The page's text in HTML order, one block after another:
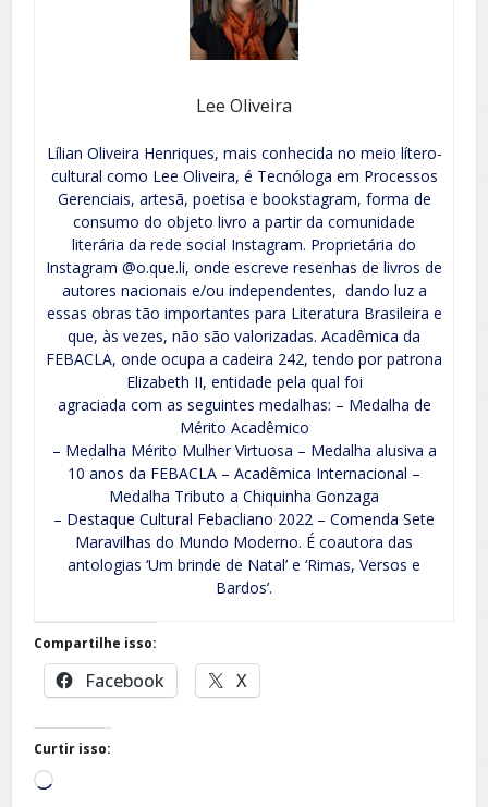
Lee Oliveira
Lílian Oliveira Henriques, mais conhecida no meio lítero-
cultural como Lee Oliveira, é Tecnóloga em Processos
Gerenciais, artesã, poetisa e bookstagram, forma de
consumo do objeto livro a partir da comunidade
literária da rede social Instagram. Proprietária do
Instagram @o.que.li, onde escreve resenhas de livros de
autores nacionais e/ou independentes, dando luz a
essas obras tão importantes para Literatura Brasileira e
que, às vezes, não são valorizadas. Acadêmica da
FEBACLA, onde ocupa a cadeira 242, tendo por patrona
Elizabeth II, entidade pela qual foi
agraciada com as seguintes medalhas: – Medalha de
Mérito Acadêmico
– Medalha Mérito Mulher Virtuosa – Medalha alusiva a
10 anos da FEBACLA – Acadêmica Internacional –
Medalha Tributo a Chiquinha Gonzaga
– Destaque Cultural Febacliano 2022 – Comenda Sete
Maravilhas do Mundo Moderno. É coautora das
antologias ‘Um brinde de Natal’ e ‘Rimas, Versos e
Bardos’.
Compartilhe isso:
Facebook X
Curtir isso:
Carregando...